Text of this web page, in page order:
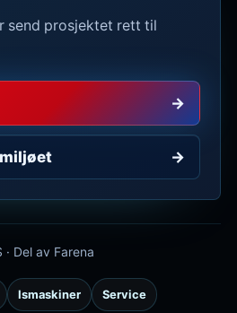
send prosjektet rett til
→
→
Del av Farena
Ismaskiner Service